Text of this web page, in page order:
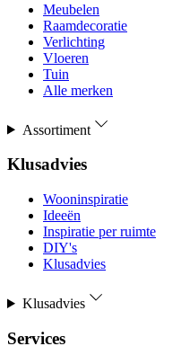
Meubelen
Raamdecoratie
Verlichting
Vloeren
Tuin
Alle merken
Assortiment
Klusadvies
Wooninspiratie
Ideeën
Inspiratie per ruimte
DIY's
Klusadvies
Klusadvies
Services